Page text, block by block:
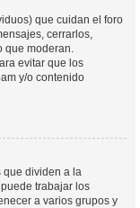
que cuidan el foro
cerrarlos,
que moderan.
evitar que los
y/o contenido
que dividen a la
trabajar los
a varios grupos y